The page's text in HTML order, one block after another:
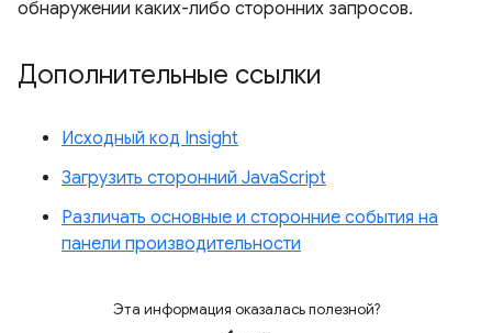
обнаружении каких-либо сторонних запросов.
Дополнительные ссылки
Исходный код Insight
Загрузить сторонний JavaScript
Различать основные и сторонние события на
панели производительности
Эта информация оказалась полезной?